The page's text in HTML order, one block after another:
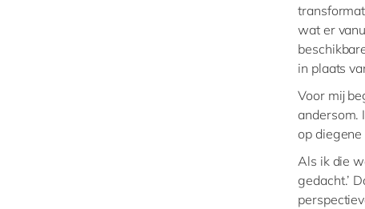
wat er
in plaats
Voor mij
andersom.
op diegene
Als ik die
gedacht.’